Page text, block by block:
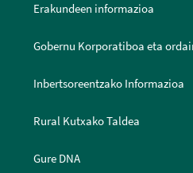
Erakundeen informazioa
Gobernu Korporatiboa eta
Inbertsoreentzako Informazioa
Rural Kutxako Taldea
Gure DNA